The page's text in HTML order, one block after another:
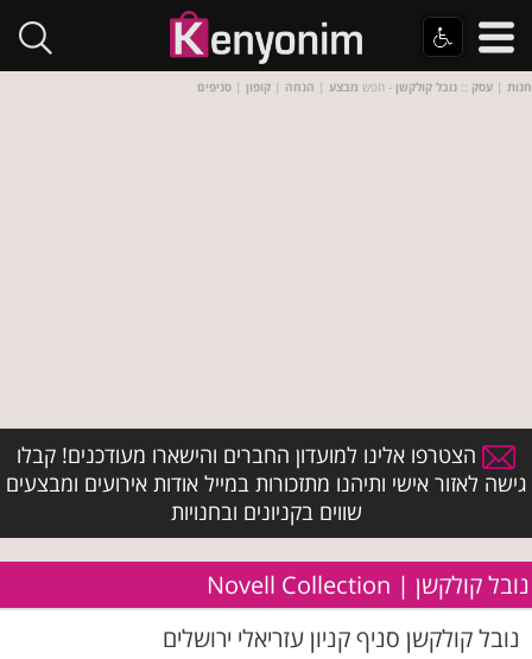
חנות | עסק :: נובל קולקשן - חפש מבצע | הנחה | קופון | סניפים
הצטרפו אלינו למועדון החברים והישארו מעודכנים! קבלו
גישה לאזור אישי ותיהנו מתזכורות במייל אודות אירועים ומבצעים
שווים בקניונים ובחנויות
נובל קולקשן | Novell Collection
נובל קולקשן סניף קניון עזריאלי ירושלים